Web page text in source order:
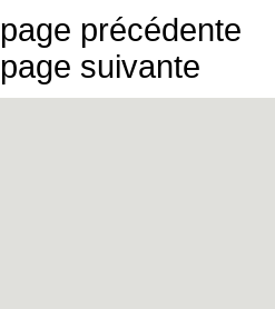
page précédente
page suivante